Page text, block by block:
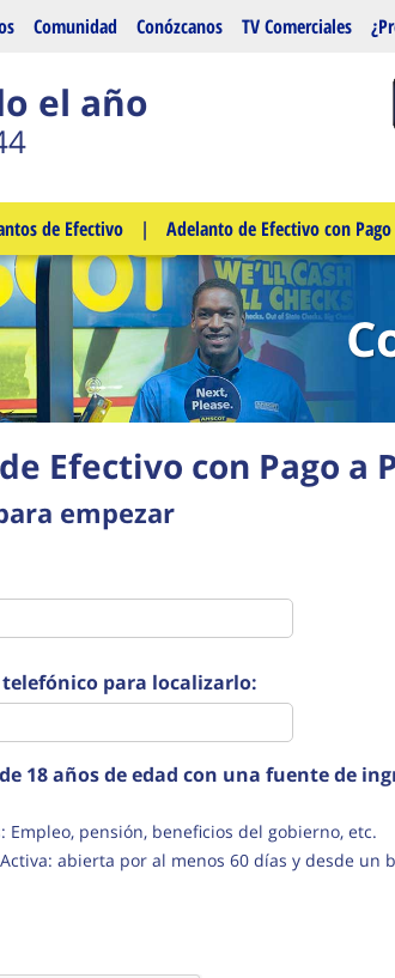
Comunidad Conózcanos TV Comerciales
el año
de Efectivo | Adelanto de Efectivo con Pago
Efectivo con Pago a
empezar
para localizarlo:
18 años de edad con una fuente de
*Fuente de Ingresos: Empleo, pensión, beneficios del gobierno, etc.
abierta por al menos 60 días y desde un